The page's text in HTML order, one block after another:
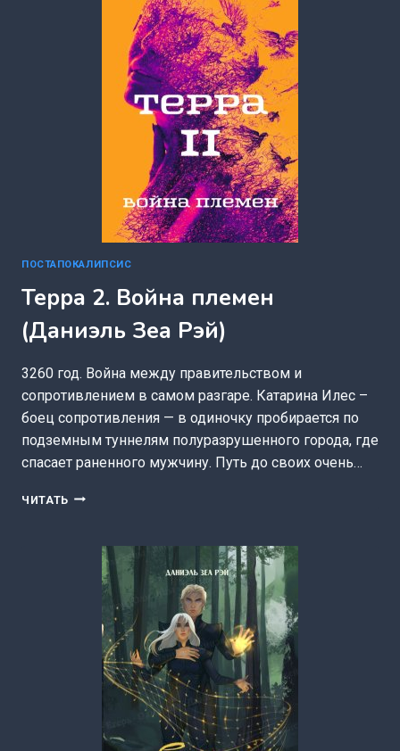
ПОСТАПОКАЛИПСИС
Терра 2. Война племен
(Даниэль Зеа Рэй)
3260 год. Война между правительством и
сопротивлением в самом разгаре. Катарина Илес –
боец сопротивления — в одиночку пробирается по
подземным туннелям полуразрушенного города, где
спасает раненного мужчину. Путь до своих очень…
ЧИТАТЬ ТЕРРА
ПЛЕМЕН
(ДАНИЭЛЬ